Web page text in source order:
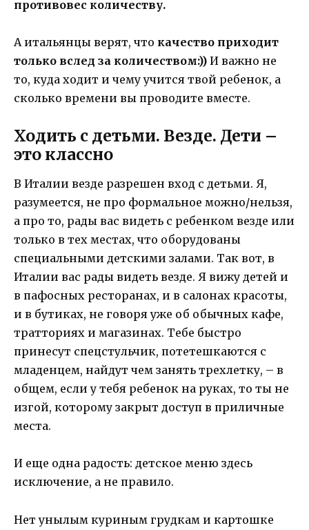
противовес количеству.
А итальянцы верят, что качество приходит
только вслед за количеством:)) И важно не
то, куда ходит и чему учится твой ребенок, а
сколько времени вы проводите вместе.
Ходить с детьми. Везде. Дети –
это классно
В Италии везде разрешен вход с детьми. Я,
разумеется, не про формальное можно/нельзя,
а про то, рады вас видеть с ребенком везде или
только в тех местах, что оборудованы
специальными детскими залами. Так вот, в
Италии вас рады видеть везде. Я вижу детей и
в пафосных ресторанах, и в салонах красоты,
и в бутиках, не говоря уже об обычных кафе,
тратториях и магазинах. Тебе быстро
принесут спецстульчик, потетешкаются с
младенцем, найдут чем занять трехлетку, – в
общем, если у тебя ребенок на руках, то ты не
изгой, которому закрыт доступ в приличные
места.
И еще одна радость: детское меню здесь
исключение, а не правило.
Нет унылым куриным грудкам и картошке